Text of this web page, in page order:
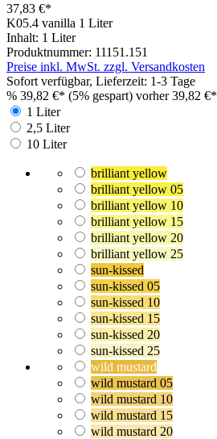
37,83 €*
K05.4 vanilla 1 Liter
Inhalt: 1 Liter
Produktnummer: 11151.151
Preise inkl. MwSt. zzgl. Versandkosten
Sofort verfügbar, Lieferzeit: 1-3 Tage
% 39,82 €* (5% gespart) vorher 39,82 €*
1 Liter
2,5 Liter
10 Liter
brilliant yellow
brilliant yellow 05
brilliant yellow 10
brilliant yellow 15
brilliant yellow 20
brilliant yellow 25
sun-kissed
sun-kissed 05
sun-kissed 10
sun-kissed 15
sun-kissed 20
sun-kissed 25
wild mustard
wild mustard 05
wild mustard 10
wild mustard 15
wild mustard 20